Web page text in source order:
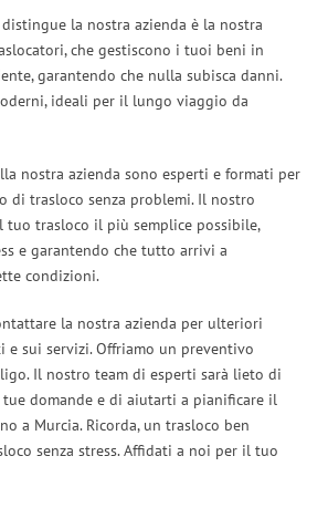
la nostra azienda è la nostra
che gestiscono i tuoi beni in
garantendo che nulla subisca danni.
ideali per il lungo viaggio da
nostra azienda sono esperti e formati per
di trasloco senza problemi. Il nostro
trasloco il più semplice possibile,
e garantendo che tutto arrivi a
condizioni.
la nostra azienda per ulteriori
e sui servizi. Offriamo un preventivo
Il nostro team di esperti sarà lieto di
domande e di aiutarti a pianificare il
a Murcia. Ricorda, un trasloco ben
senza stress. Affidati a noi per il tuo